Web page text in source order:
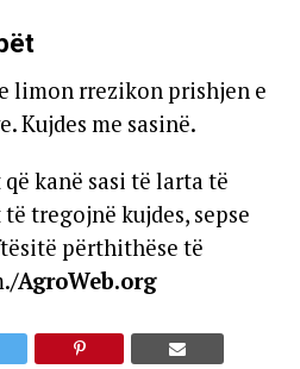
limon rrezikon prishjen e
Kujdes me sasinë.
kanë sasi të larta të
tregojnë kujdes, sepse
përthithëse të
/AgroWeb.org